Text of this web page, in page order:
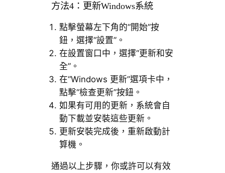
方法4：更新Windows系統
點擊螢幕左下角的“開始”按
鈕，選擇“設置”。
在設置窗口中，選擇“更新和安
全”。
在“Windows 更新”選項卡中，
點擊“檢查更新”按鈕。
如果有可用的更新，系統會自
動下載並安裝這些更新。
更新安裝完成後，重新啟動計
算機。
通過以上步驟，你或許可以有效